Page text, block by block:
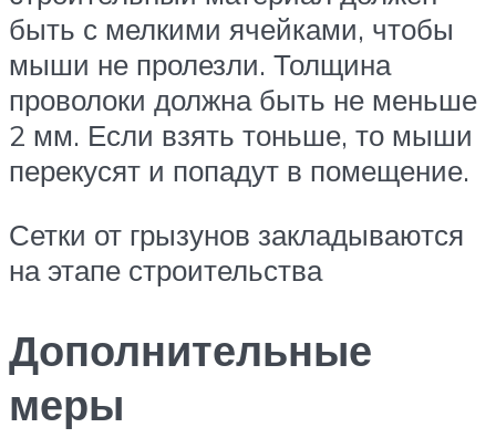
быть с мелкими ячейками, чтобы
мыши не пролезли. Толщина
проволоки должна быть не меньше
2 мм. Если взять тоньше, то мыши
перекусят и попадут в помещение.
Сетки от грызунов закладываются
на этапе строительства
Дополнительные
меры